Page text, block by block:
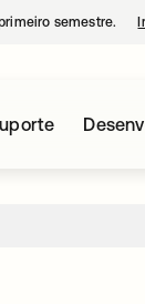
semestre.